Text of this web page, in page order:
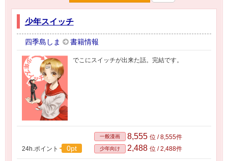
少年スイッチ
四季島しま 書籍情報
でこにスイッチが出来た話。完結です。
24h.ポイント 0pt
一般漫画 8,555 位 / 8,555件
少年向け 2,488 位 / 2,488件